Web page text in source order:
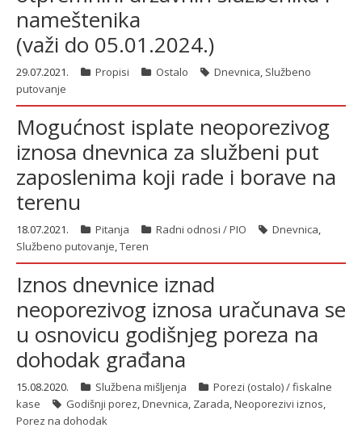
nameštenika
(važi do 05.01.2024.)
29.07.2021. Propisi Ostalo Dnevnica, Službeno
putovanje
Mogućnost isplate neoporezivog
iznosa dnevnica za službeni put
zaposlenima koji rade i borave na
terenu
18.07.2021. Pitanja Radni odnosi / PIO Dnevnica,
Službeno putovanje,Teren
Iznos dnevnice iznad
neoporezivog iznosa uračunava se
u osnovicu godišnjeg poreza na
dohodak građana
15.08.2020. Službena mišljenja
Porezi (ostalo) / fiskalne
kase
Godišnji porez,Dnevnica, Zarada,Neoporezivi iznos,
Porez na dohodak